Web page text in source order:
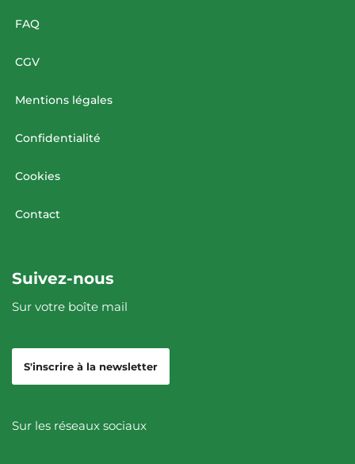
FAQ
CGV
Mentions légales
Confidentialité
Cookies
Contact
Suivez-nous
Sur votre boîte mail
S'inscrire à la newsletter
Sur les réseaux sociaux